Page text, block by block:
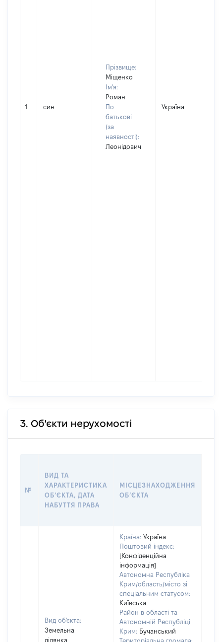
1 син
Прізвище:
Міщенко
Ім'я:
Роман
По
батькові
(за
наявності):
Леонідович
Україна
3. Об'єкти нерухомості
№
ВИД ТА
ХАРАКТЕРИСТИКА
ОБʼЄКТА, ДАТА
НАБУТТЯ ПРАВА
МІСЦЕЗНАХОДЖЕННЯ
ОБʼЄКТА
Вид об'єкта:
Земельна
ділянка
Країна: Україна
Поштовий індекс:
[Конфіденційна
інформація]
Автономна Республіка
Крим/область/місто зі
спеціальним статусом:
Київська
Район в області та
Автономній Республіці
Крим: Бучанський
Територіальна громада: